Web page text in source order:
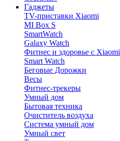
Гаджеты
TV-приставки Xiaomi
MI Box S
SmartWatch
Galaxy Watch
Фитнес и здоровье с Xiaomi
Smart Watch
Беговые Дорожки
Весы
Фитнес-трекеры
Умный дом
Бытовая техника
Очиститель воздуха
Система умный дом
Умный свет